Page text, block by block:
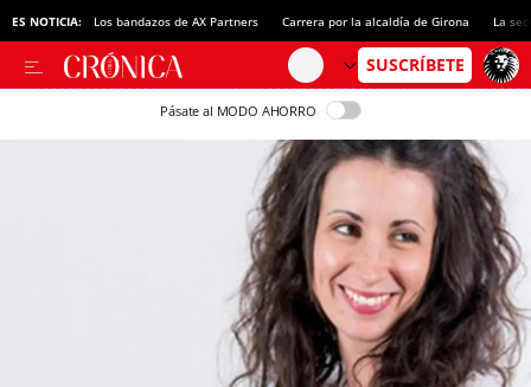
ES NOTICIA: Los bandazos de AX Partners Carrera por la alcaldía de Girona La
Pásate al MODO AHORRO